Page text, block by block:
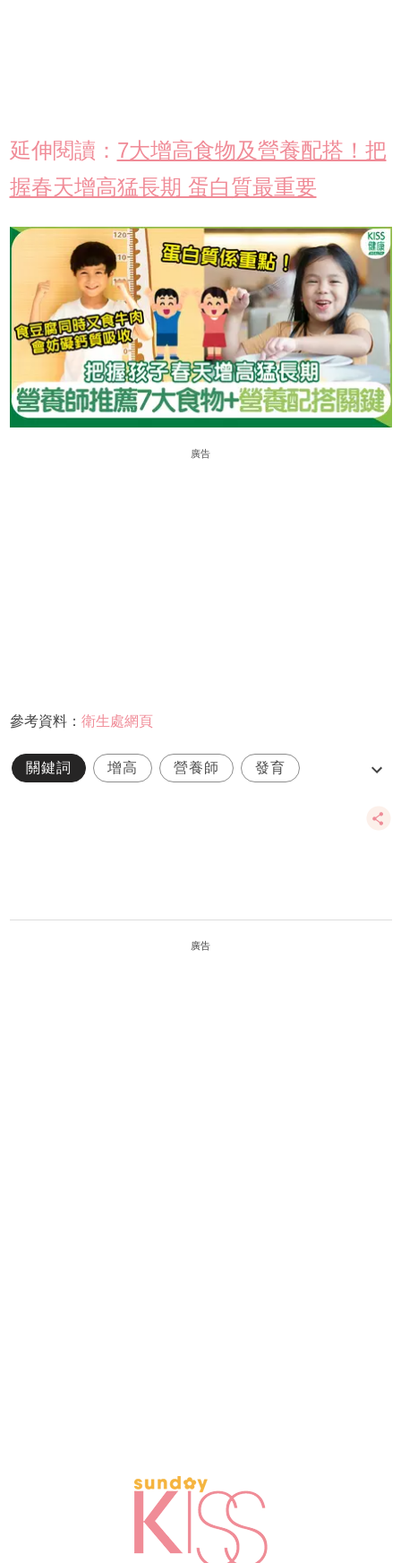
延伸閱讀： 7大增高食物及營養配搭！把
握春天增高猛長期 蛋白質最重要
廣告
參考資料： 衛生處網頁
關鍵詞 增高 營養師 發育
廣告